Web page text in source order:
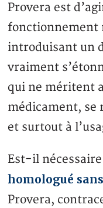
Provera est
fonctionnement
introduisant un
vraiment
qui ne méritent
médicament, se
et surtout à
Est-il nécessaire
homologué
Provera,